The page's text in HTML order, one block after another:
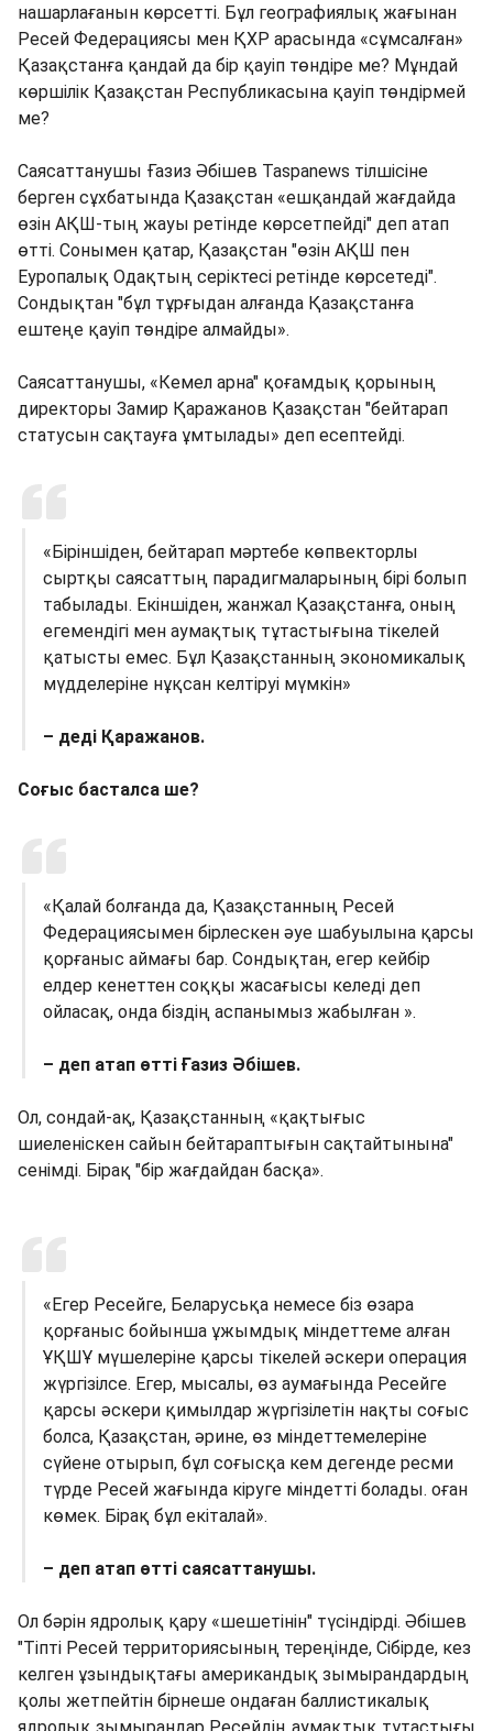
нашарлағанын көрсетті. Бұл географиялық жағынан
Ресей Федерациясы мен ҚХР арасында «сұмсалған»
Қазақстанға қандай да бір қауіп төндіре ме? Мұндай
көршілік Қазақстан Республикасына қауіп төндірмей
ме?
Саясаттанушы Ғазиз Әбішев Taspanews тілшісіне
берген сұхбатында Қазақстан «ешқандай жағдайда
өзін АҚШ-тың жауы ретінде көрсетпейді" деп атап
өтті. Сонымен қатар, Қазақстан "өзін АҚШ пен
Еуропалық Одақтың серіктесі ретінде көрсетеді".
Сондықтан "бұл тұрғыдан алғанда Қазақстанға
ештеңе қауіп төндіре алмайды».
Саясаттанушы, «Кемел арна" қоғамдық қорының
директоры Замир Қаражанов Қазақстан "бейтарап
статусын сақтауға ұмтылады» деп есептейді.
«Біріншіден, бейтарап мәртебе көпвекторлы
сыртқы саясаттың парадигмаларының бірі болып
табылады. Екіншіден, жанжал Қазақстанға, оның
егемендігі мен аумақтық тұтастығына тікелей
қатысты емес. Бұл Қазақстанның экономикалық
мүдделеріне нұқсан келтіруі мүмкін»
– деді Қаражанов.
Соғыс басталса ше?
«Қалай болғанда да, Қазақстанның Ресей
Федерациясымен бірлескен әуе шабуылына қарсы
қорғаныс аймағы бар. Сондықтан, егер кейбір
елдер кенеттен соққы жасағысы келеді деп
ойласақ, онда біздің аспанымыз жабылған ».
– деп атап өтті Ғазиз Әбішев.
Ол, сондай-ақ, Қазақстанның «қақтығыс
шиеленіскен сайын бейтараптығын сақтайтынына"
сенімді. Бірақ "бір жағдайдан басқа».
«Егер Ресейге, Беларусьқа немесе біз өзара
қорғаныс бойынша ұжымдық міндеттеме алған
ҰҚШҰ мүшелеріне қарсы тікелей әскери операция
жүргізілсе. Егер, мысалы, өз аумағында Ресейге
қарсы әскери қимылдар жүргізілетін нақты соғыс
болса, Қазақстан, әрине, өз міндеттемелеріне
сүйене отырып, бұл соғысқа кем дегенде ресми
түрде Ресей жағында кіруге міндетті болады. оған
көмек. Бірақ бұл екіталай».
– деп атап өтті саясаттанушы.
Ол бәрін ядролық қару «шешетінін" түсіндірді. Әбішев
"Тіпті Ресей территориясының тереңінде, Сібірде, кез
келген ұзындықтағы американдық зымырандардың
қолы жетпейтін бірнеше ондаған баллистикалық